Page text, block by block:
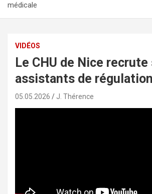
médicale
VIDÉOS
Le CHU de Nice
assistants de
05.05.2026 J. Thérence